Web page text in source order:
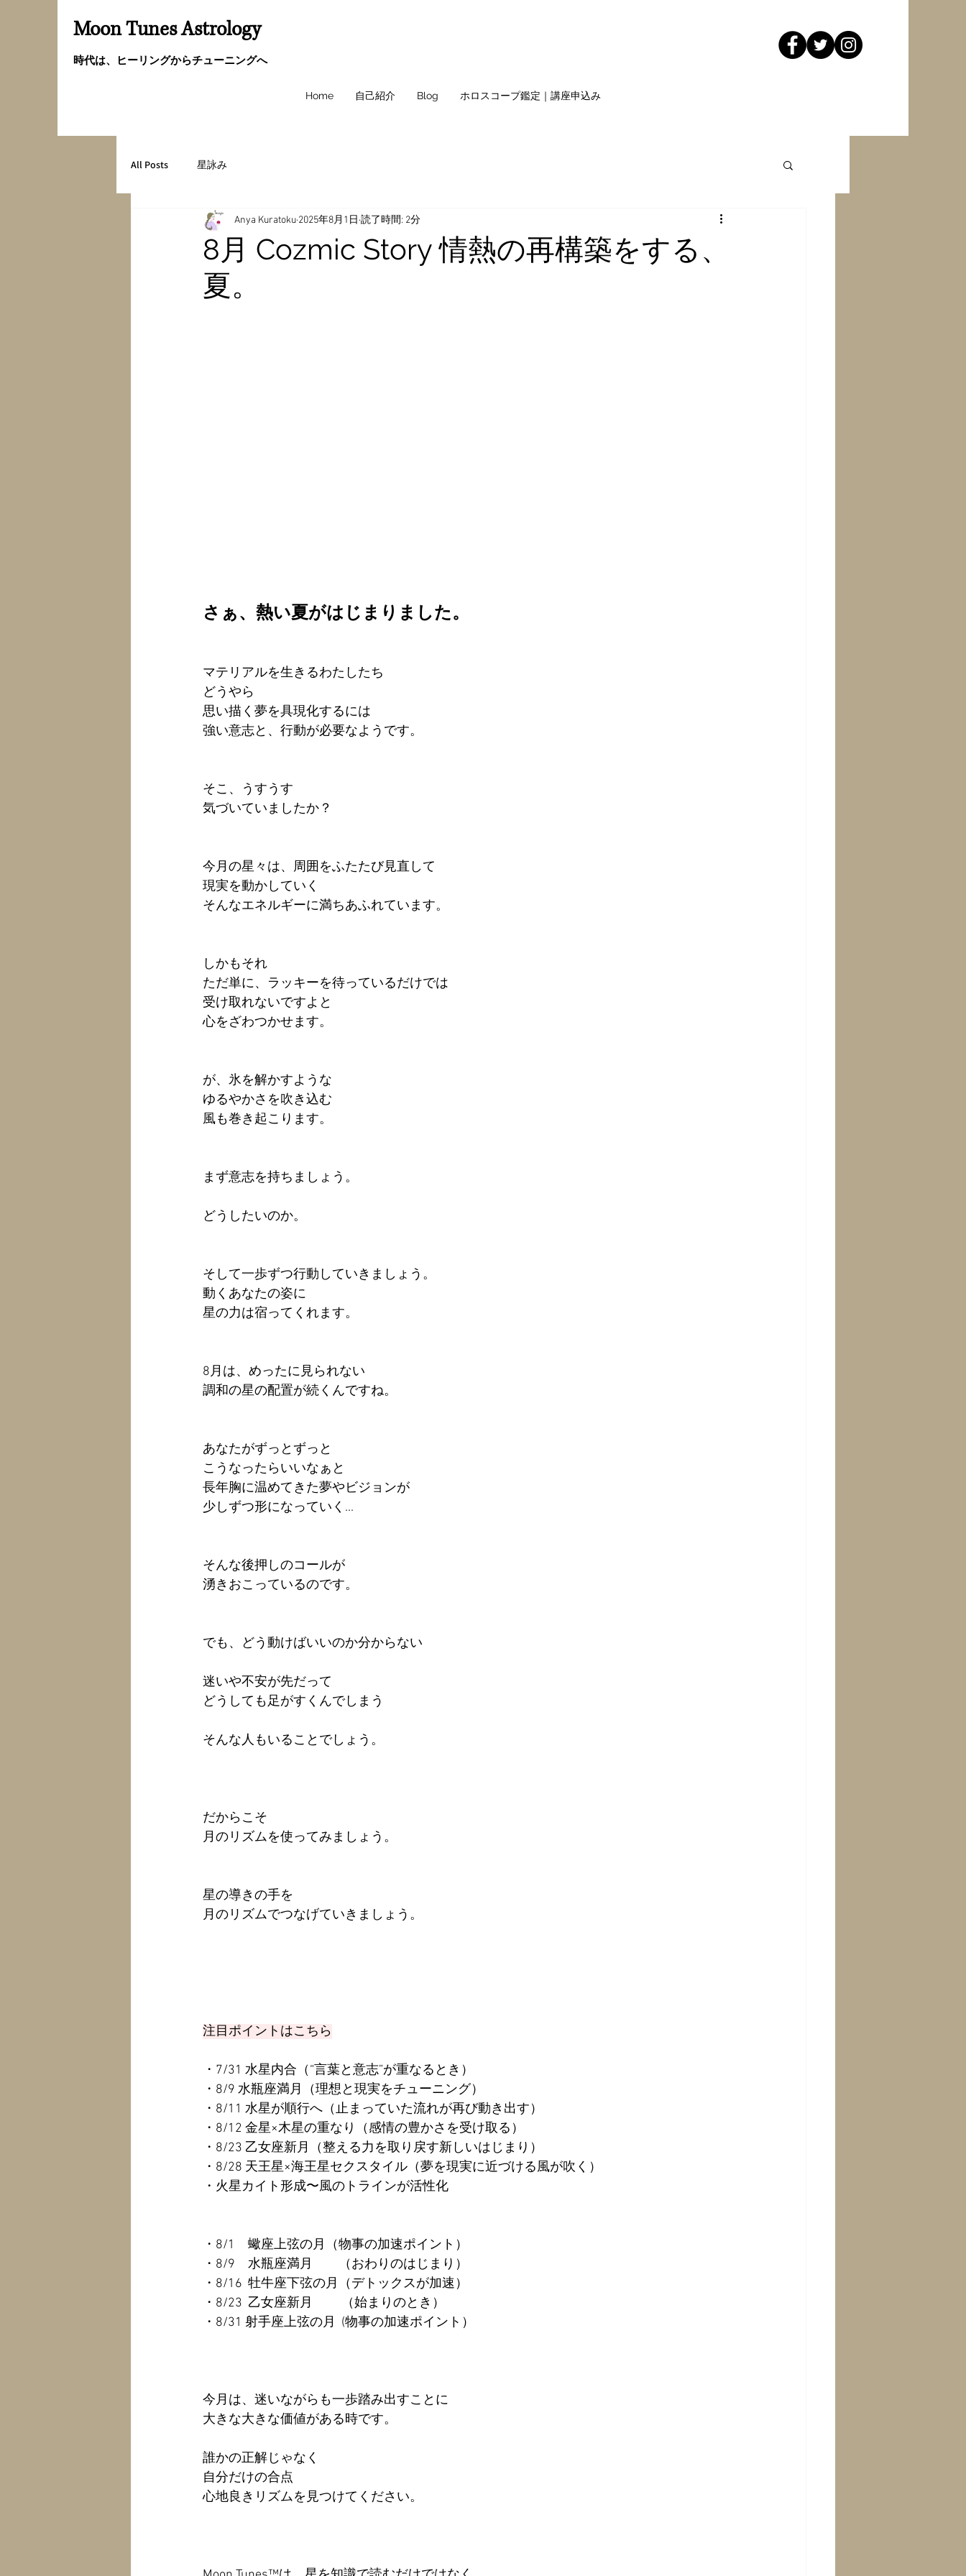
Moon Tunes Astrology
時代は、ヒーリングからチューニングへ
Home 自己紹介 Blog ホロスコープ鑑定｜講座申込み
All Posts 星詠み
8月 Cozmic Story 情熱の再構築をする、
夏。
Anya Kuratoku 2025年8月1日 読了時間: 2分
さぁ、熱い夏がはじまりました。
マテリアルを生きるわたしたち
どうやら
思い描く夢を具現化するには
強い意志と、行動が必要なようです。
そこ、うすうす
気づいていましたか？
今月の星々は、周囲をふたたび見直して
現実を動かしていく
そんなエネルギーに満ちあふれています。
しかもそれ
ただ単に、ラッキーを待っているだけでは
受け取れないですよと
心をざわつかせます。
が、氷を解かすような
ゆるやかさを吹き込む
風も巻き起こります。
まず意志を持ちましょう。
どうしたいのか。
そして一歩ずつ行動していきましょう。
動くあなたの姿に
星の力は宿ってくれます。
8月は、めったに見られない
調和の星の配置が続くんですね。
あなたがずっとずっと
こうなったらいいなぁと
長年胸に温めてきた夢やビジョンが
少しずつ形になっていく...
そんな後押しのコールが
湧きおこっているのです。
でも、どう動けばいいのか分からない
迷いや不安が先だって
どうしても足がすくんでしまう
そんな人もいることでしょう。
だからこそ
月のリズムを使ってみましょう。
星の導きの手を
月のリズムでつなげていきましょう。
注目ポイントはこちら
・7/31 水星内合（“言葉と意志”が重なるとき）
・8/9 水瓶座満月（理想と現実をチューニング）
・8/11 水星が順行へ（止まっていた流れが再び動き出す）
・8/12 金星×木星の重なり（感情の豊かさを受け取る）
・8/23 乙女座新月（整える力を取り戻す新しいはじまり）
・8/28 天王星×海王星セクスタイル（夢を現実に近づける風が吹く）
・火星カイト形成〜風のトラインが活性化
・8/1　蠍座上弦の月（物事の加速ポイント）
・8/9　水瓶座満月　　（おわりのはじまり）
・8/16  牡牛座下弦の月（デトックスが加速）
・8/23  乙女座新月　　 （始まりのとき）
・8/31 射手座上弦の月  (物事の加速ポイント）
今月は、迷いながらも一歩踏み出すことに
大きな大きな価値がある時です。
誰かの正解じゃなく
自分だけの合点
心地良きリズムを見つけてください。